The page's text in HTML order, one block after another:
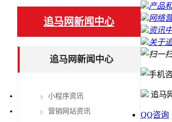
追马网新闻中心
追马网新闻中心
小程序资讯
营销网站资讯
产品
网络
资讯
关于
追马
QQ咨询